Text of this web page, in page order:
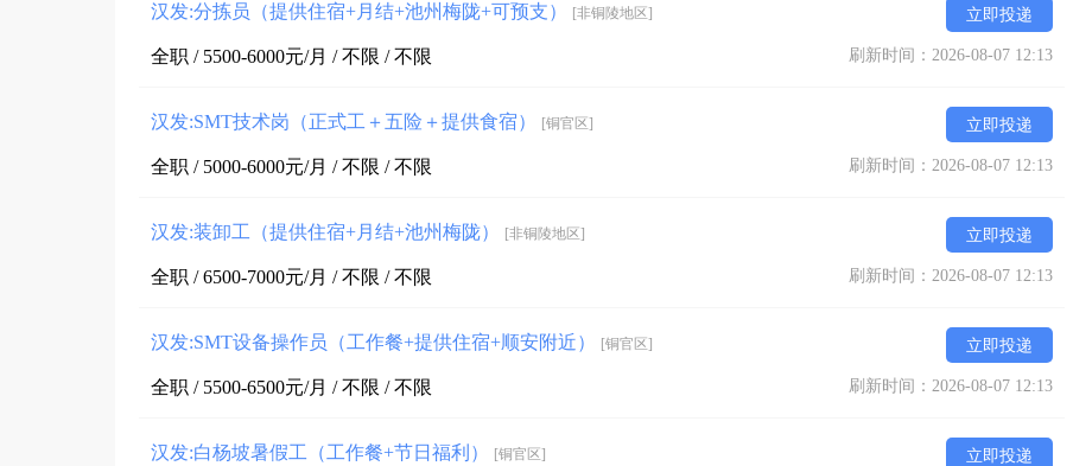
汉发:分拣员（提供住宿+月结+池州梅陇+可预支） [非铜陵地区] 立即投递
全职 / 5500-6000元/月 / 不限 / 不限 刷新时间：2026-08-07 12:13
汉发:SMT技术岗（正式工＋五险＋提供食宿） [铜官区] 立即投递
全职 / 5000-6000元/月 / 不限 / 不限 刷新时间：2026-08-07 12:13
汉发:装卸工（提供住宿+月结+池州梅陇） [非铜陵地区] 立即投递
全职 / 6500-7000元/月 / 不限 / 不限 刷新时间：2026-08-07 12:13
汉发:SMT设备操作员（工作餐+提供住宿+顺安附近） [铜官区] 立即投递
全职 / 5500-6500元/月 / 不限 / 不限 刷新时间：2026-08-07 12:13
汉发:白杨坡暑假工（工作餐+节日福利） [铜官区] 立即投递